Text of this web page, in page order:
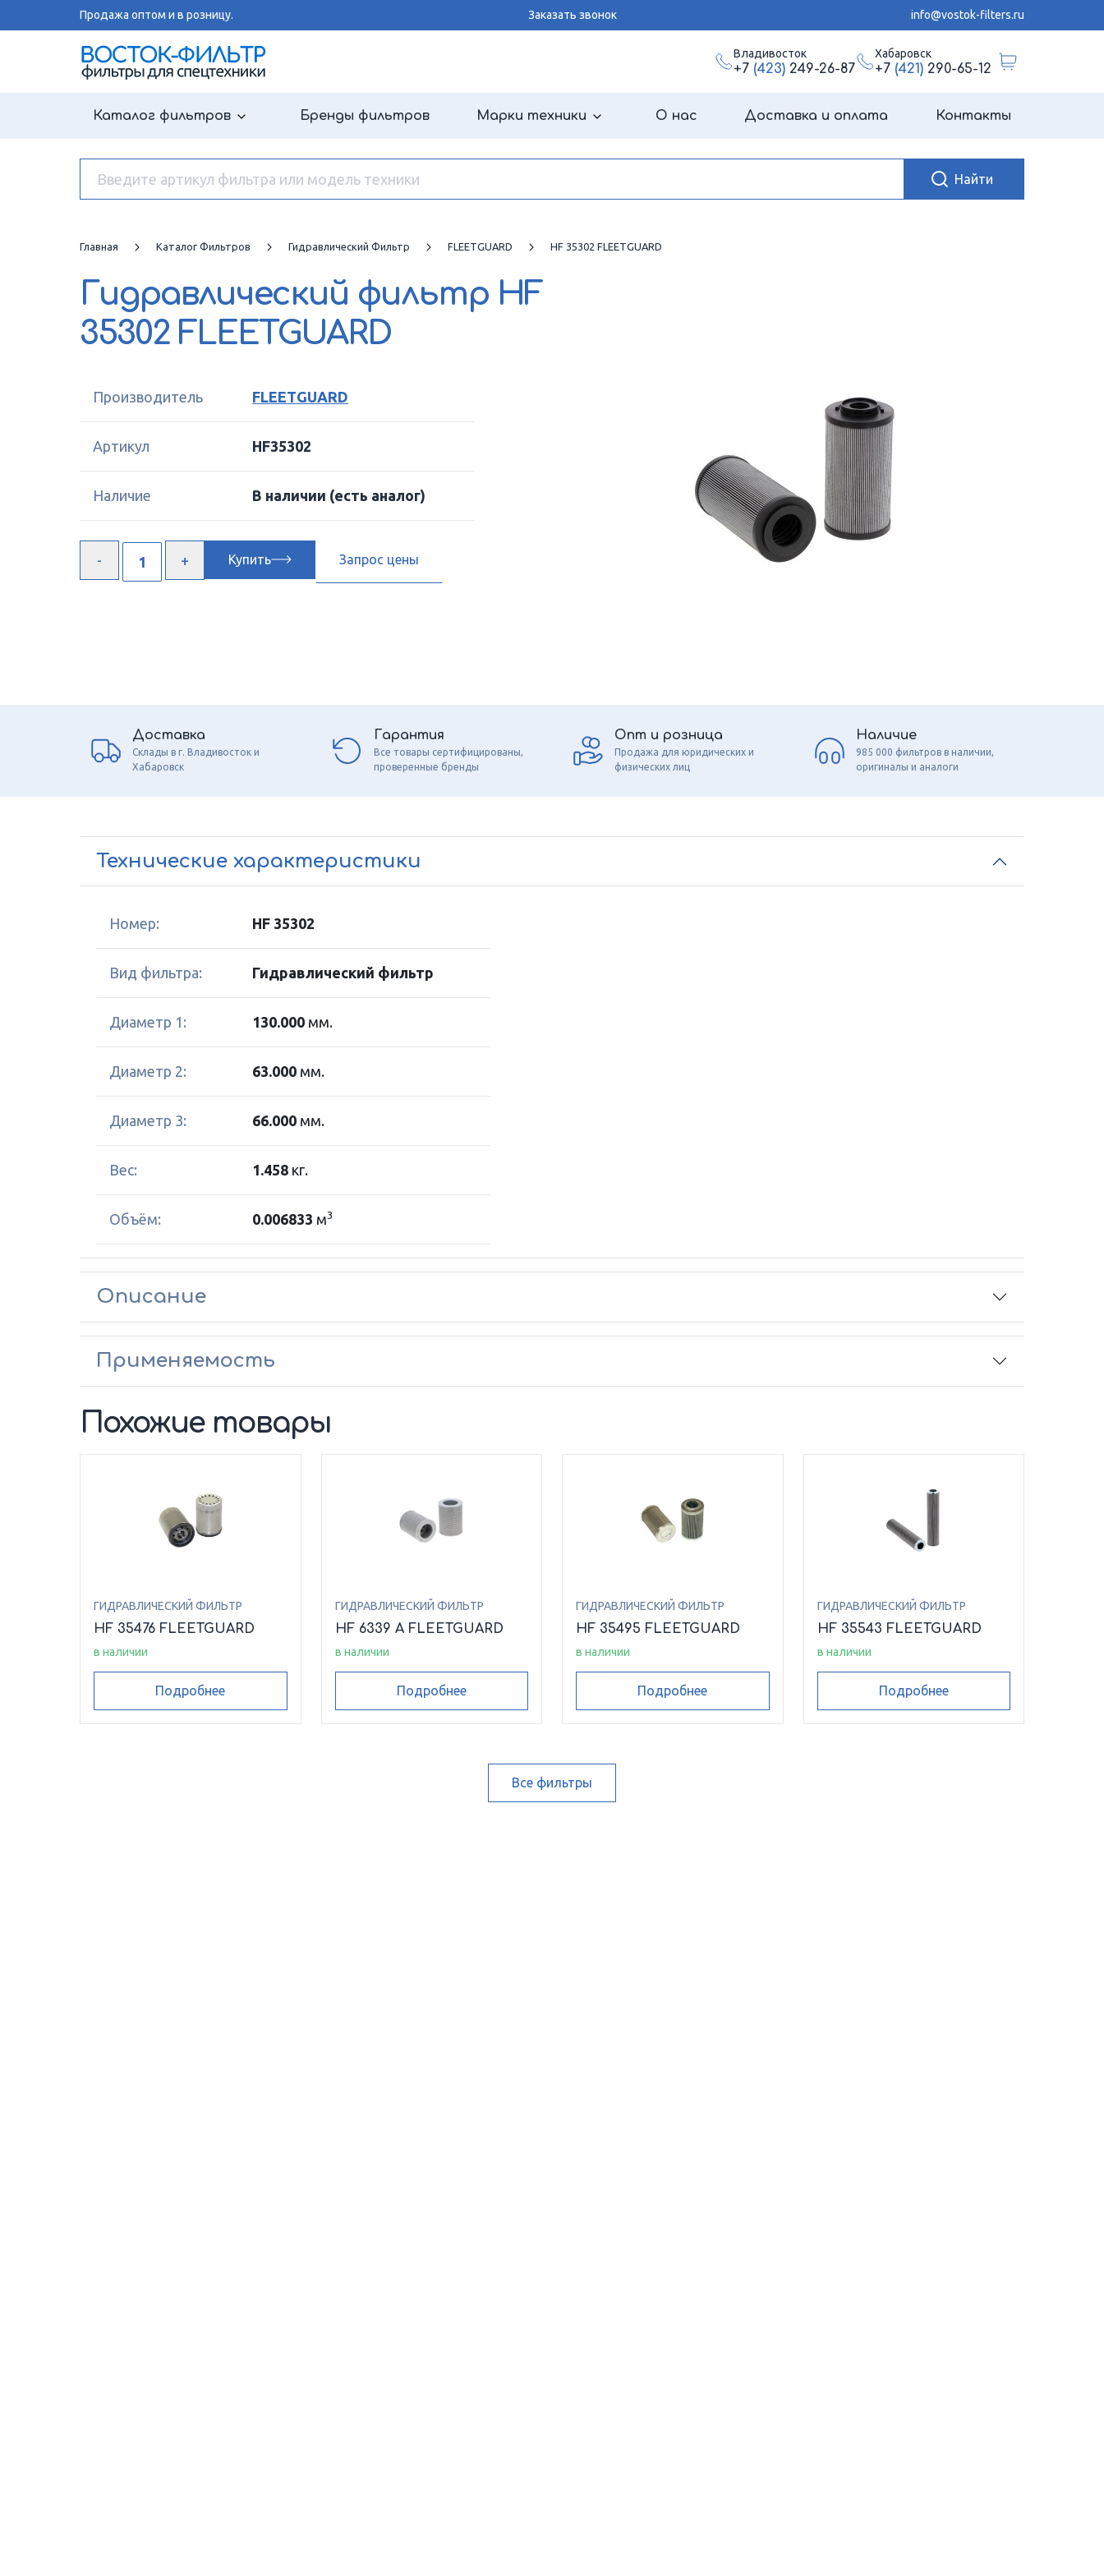
Продажа оптом и в розницу. Заказать звонок info@vostok-filters.ru
Владивосток
+7 (423)249-26-87
Хабаровск
+7 (421)290-65-12
Каталог фильтров Бренды фильтров Марки техники О нас Доставка и оплата Контакты
Главная Каталог Фильтров Гидравлический Фильтр FLEETGUARD HF 35302 FLEETGUARD
Гидравлический фильтр HF
35302 FLEETGUARD
Производитель FLEETGUARD
Артикул HF35302
Наличие В наличии (есть аналог)
Купить Запрос цены
Доставка
Склады в г. Владивосток и
Хабаровск
Гарантия
Все товары сертифицированы,
проверенные бренды
Опт и розница
Продажа для юридических и
физических лиц
Наличие
985 000 фильтров в наличии,
оригиналы и аналоги
Технические характеристики
Номер: HF 35302
Вид фильтра: Гидравлический фильтр
Диаметр 1: 130.000 мм.
Диаметр 2: 63.000 мм.
Диаметр 3: 66.000 мм.
Вес: 1.458 кг.
Объём: 0.006833 м3
Описание
Применяемость
Похожие товары
ГИДРАВЛИЧЕСКИЙ ФИЛЬТР
HF 35476 FLEETGUARD
в наличии
Подробнее
ГИДРАВЛИЧЕСКИЙ ФИЛЬТР
HF 6339 A FLEETGUARD
в наличии
Подробнее
ГИДРАВЛИЧЕСКИЙ ФИЛЬТР
HF 35495 FLEETGUARD
в наличии
Подробнее
ГИДРАВЛИЧЕСКИЙ ФИЛЬТР
HF 35543 FLEETGUARD
в наличии
Подробнее
Все фильтры